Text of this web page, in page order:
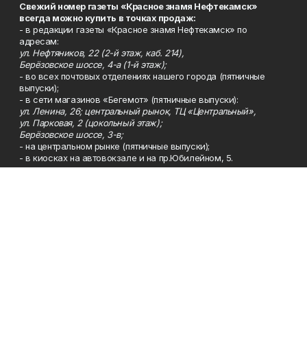
Свежий номер газеты «Красное знамя Нефтекамск»
всегда можно купить в точках продаж:
- в редакции газеты «Красное знамя Нефтекамск» по
адресам:
ул. Нефтяников, 22 (2-й этаж, каб. 214),
Берёзовское шоссе, 4-а (1-й этаж);
- во всех почтовых отделениях нашего города (пятничные
выпуски);
- в сети магазинов «Бегемот» (пятничные выпуски):
ул. Ленина, 26; центральный рынок, ТЦ «Центральный»,
ул. Парковая, 2 (цокольный этаж);
Берёзовское шоссе, 3-в;
- на центральном рынке (пятничные выпуски);
- в киосках на автовокзале и на пр.Юбилейном, 5.